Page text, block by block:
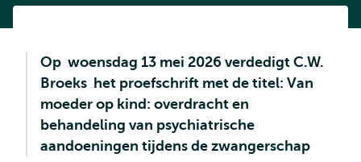
Op woensdag 13 mei 2026 verdedigt C.W.
Broeks het proefschrift met de titel: Van
moeder op kind: overdracht en
behandeling van psychiatrische
aandoeningen tijdens de zwangerschap